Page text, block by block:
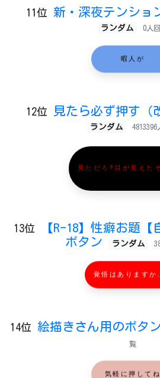
11位 新・深夜テンショ
ランダム 0人
暇人が
12位 見たら必ず押す（
ランダム 4813396
見ただろ?目が見えた
13位
【R-18】性癖お題【
ボタン
ランダム
覚悟はありますか
14位 絵描きさん用のボタ
覧
気軽に押してね